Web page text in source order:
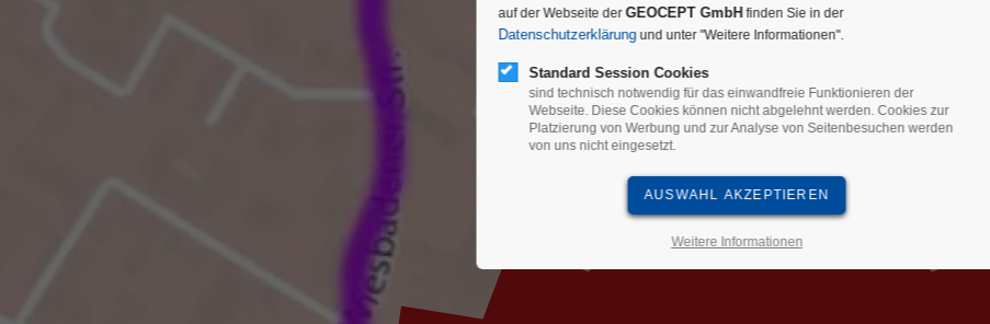
auf der Webseite derGEOCEPT GmbH finden Sie in der
Datenschutzerklärungund unter "Weitere Informationen".
Standard Session Cookies
sind technisch notwendig für das einwandfreie Funktionieren der
Webseite. Diese Cookies können nicht abgelehnt werden. Cookies zur
Platzierung von Werbung und zur Analyse von Seitenbesuchen werden
von uns nicht eingesetzt.
Weitere Informationen